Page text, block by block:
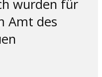
wurden für
Amt des